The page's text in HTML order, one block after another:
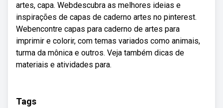
artes, capa. Webdescubra as melhores ideias e
inspirações de capas de caderno artes no pinterest.
Webencontre capas para caderno de artes para
imprimir e colorir, com temas variados como animais,
turma da mônica e outros. Veja também dicas de
materiais e atividades para.
Tags